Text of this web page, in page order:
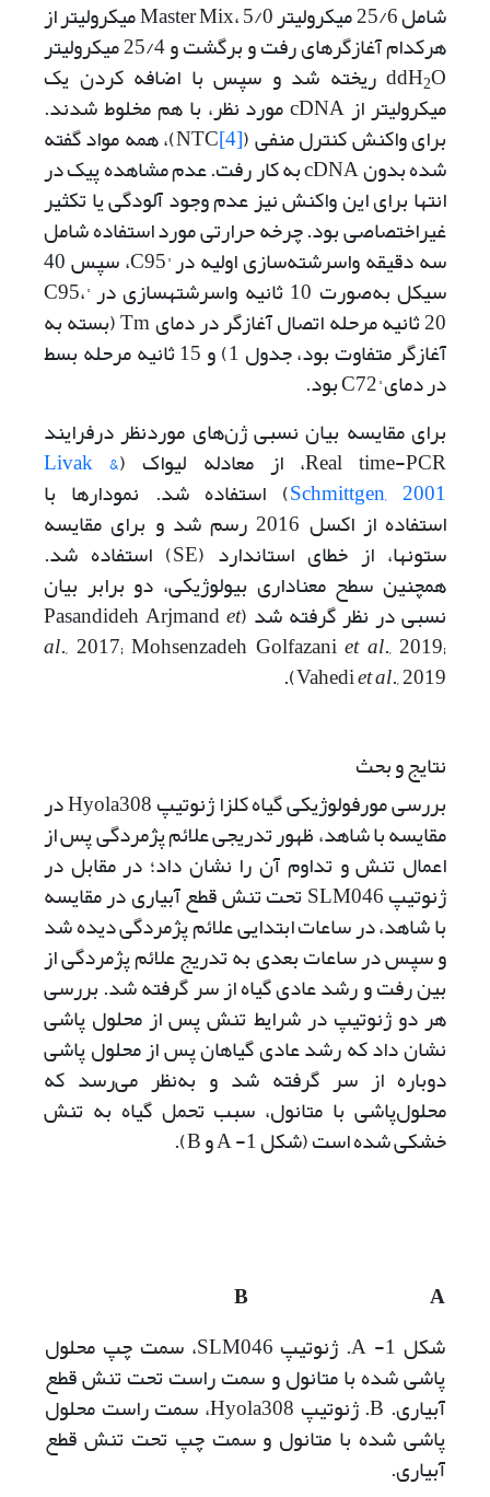
شامل 25/6 میکرولیتر Master Mix، 5/0 میکرولیتر از
هرکدام آغازگرهای رفت و برگشت و 25/4 میکرولیتر
ddH2 O ریخته شد و سپس با اضافه کردن یک
میکرولیتر از cDNA مورد نظر، با هم مخلوط شدند.
برای واکنش کنترل منفی (NTC[4] )، همه مواد گفته
شده بدون cDNA به کار رفت. عدم مشاهده پیک در
انتها برای این واکنش نیز عدم وجود آلودگی یا تکثیر
غیراختصاصی بود. چرخه حرارتی مورد استفاده شامل
سه دقیقه واسرشته‌سازی اولیه در °C95، سپس 40
سیکل به‌صورت 10 ثانیه واسرشته­سازی در °C95،
20 ثانیه مرحله اتصال آغازگر در دمای Tm (بسته به
آغازگر متفاوت بود، جدول 1) و 15 ثانیه مرحله بسط
در دمای °C72 بود.
برای مقایسه بیان نسبی ژن‌های موردنظر درفرایند
Real time-PCR، از معادله لیواک ( Livak &
Schmittgen, 2001) استفاده شد. نمودارها با
استفاده از اکسل 2016 رسم شد و برای مقایسه
ستون­ها، از خطای استاندارد (SE) استفاده شد.
همچنین سطح معناداری بیولوژیکی، دو برابر بیان
نسبی در نظر گرفته شد (Pasandideh Arjmandet
al., 2017; Mohsenzadeh Golfazaniet al., 2019;
Vahediet al., 2019).
نتایج و بحث
بررسی مورفولوژیکی گیاه کلزا ژنوتیپ Hyola308 در
مقایسه با شاهد، ظهور تدریجی علائم پژمردگی پس از
اعمال تنش و تداوم آن را نشان داد؛ در مقابل در
ژنوتیپ SLM046 تحت تنش قطع آبیاری در مقایسه
با شاهد، در ساعات ابتدایی علائم پژمردگی دیده شد
و سپس در ساعات بعدی به تدریج علائم پژمردگی از
بین رفت و رشد عادی گیاه از سر گرفته شد. بررسی
هر دو ژنوتیپ در شرایط تنش پس از محلول پاشی
نشان داد که رشد عادی گیاهان پس از محلول پاشی
دوباره از سر گرفته شد و به‌نظر می‌رسد که
محلول‌پاشی با متانول، سبب تحمل گیاه به تنش
خشکی شده است (شکل 1- A و B).
A
B
شکل 1- A. ژنوتیپ‌ SLM046، سمت چپ محلول
پاشی شده با متانول و سمت راست تحت تنش قطع
آبیاری. B. ژنوتیپ‌ Hyola308، سمت راست محلول
پاشی شده با متانول و سمت چپ تحت تنش قطع
آبیاری.